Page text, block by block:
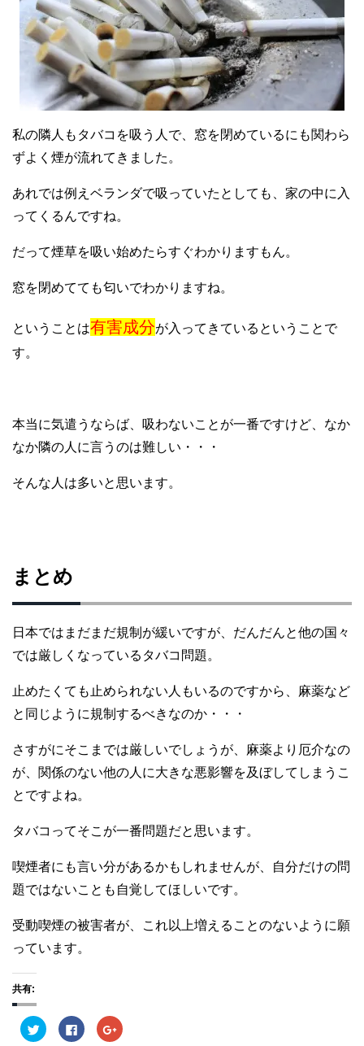
私の隣人もタバコを吸う人で、窓を閉めているにも関わら
ずよく煙が流れてきました。
あれでは例えベランダで吸っていたとしても、家の中に入
ってくるんですね。
だって煙草を吸い始めたらすぐわかりますもん。
窓を閉めてても匂いでわかりますね。
ということは有害成分が入ってきているということで
す。
本当に気遣うならば、吸わないことが一番ですけど、なか
なか隣の人に言うのは難しい・・・
そんな人は多いと思います。
まとめ
日本ではまだまだ規制が緩いですが、だんだんと他の国々
では厳しくなっているタバコ問題。
止めたくても止められない人もいるのですから、麻薬など
と同じように規制するべきなのか・・・
さすがにそこまでは厳しいでしょうが、麻薬より厄介なの
が、関係のない他の人に大きな悪影響を及ぼしてしまうこ
とですよね。
タバコってそこが一番問題だと思います。
喫煙者にも言い分があるかもしれませんが、自分だけの問
題ではないことも自覚してほしいです。
受動喫煙の被害者が、これ以上増えることのないように願
っています。
共有:
ク
リ
F
a
ク
リ